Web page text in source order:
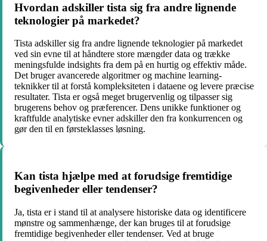
Hvordan adskiller tista sig fra andre lignende
teknologier på markedet?
Tista adskiller sig fra andre lignende teknologier på markedet
ved sin evne til at håndtere store mængder data og trække
meningsfulde indsights fra dem på en hurtig og effektiv måde.
Det bruger avancerede algoritmer og machine learning-
teknikker til at forstå kompleksiteten i dataene og levere præcise
resultater. Tista er også meget brugervenlig og tilpasser sig
brugerens behov og præferencer. Dens unikke funktioner og
kraftfulde analytiske evner adskiller den fra konkurrencen og
gør den til en førsteklasses løsning.
Kan tista hjælpe med at forudsige fremtidige
begivenheder eller tendenser?
Ja, tista er i stand til at analysere historiske data og identificere
mønstre og sammenhænge, der kan bruges til at forudsige
fremtidige begivenheder eller tendenser. Ved at bruge